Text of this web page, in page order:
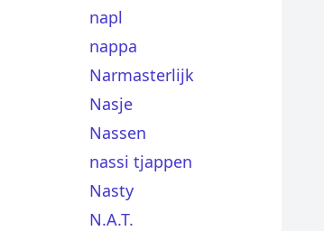
napl
nappa
Narmasterlijk
Nasje
Nassen
nassi tjappen
Nasty
N.A.T.